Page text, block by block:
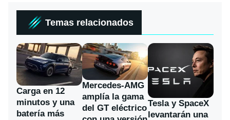
Temas relacionados
Carga en 12
minutos y una
batería más
Mercedes-AMG
amplía la gama
del GT eléctricoTesla y SpaceX
levantarán una